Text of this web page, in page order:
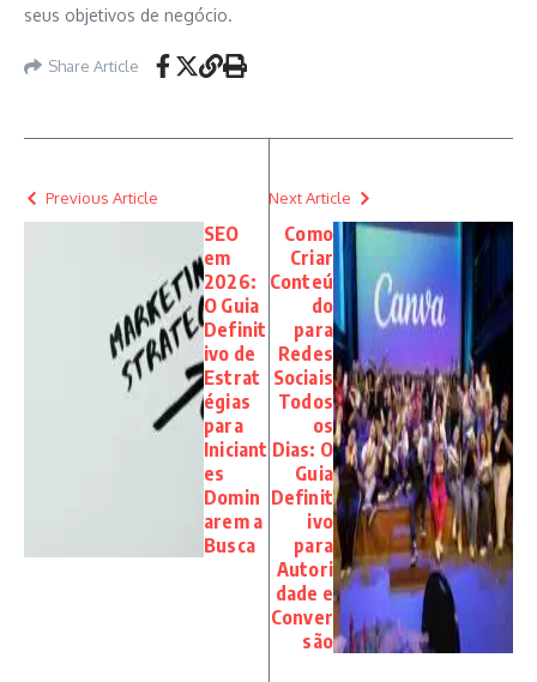
seus objetivos de negócio.
Share Article
Previous Article
SEO
em
2026:
O Guia
Definit
ivo de
Estrat
égias
para
Iniciant
es
Domin
arem a
Busca
Next Article
Como
Criar
Conteú
do
para
Redes
Sociais
Todos
os
Dias: O
Guia
Definit
ivo
para
Autori
dade e
Conver
são